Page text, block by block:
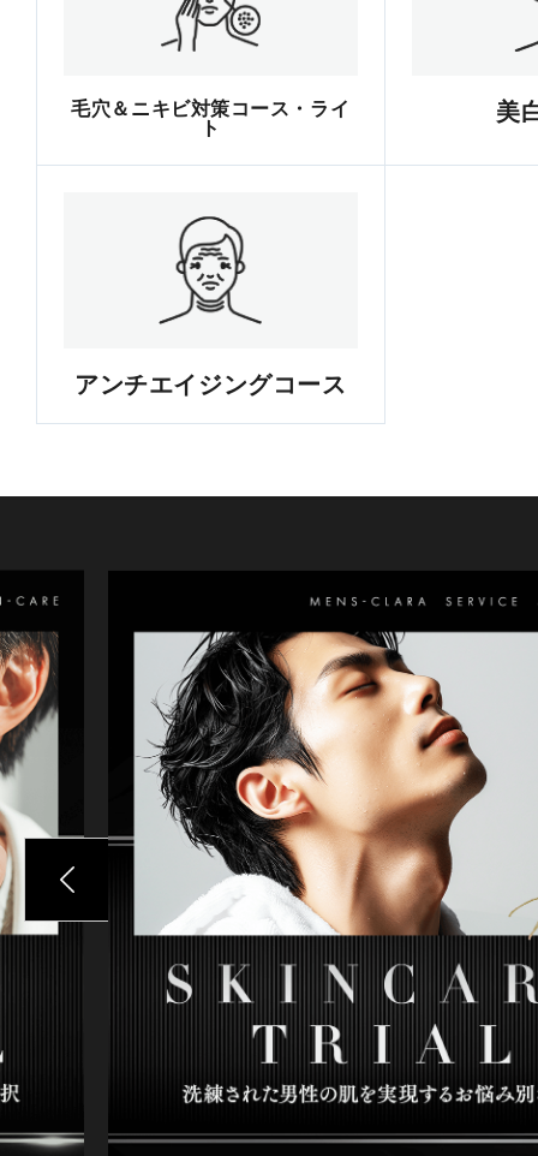
毛穴＆ニキビ対策コース・ライ
ト
美
アンチエイジングコース